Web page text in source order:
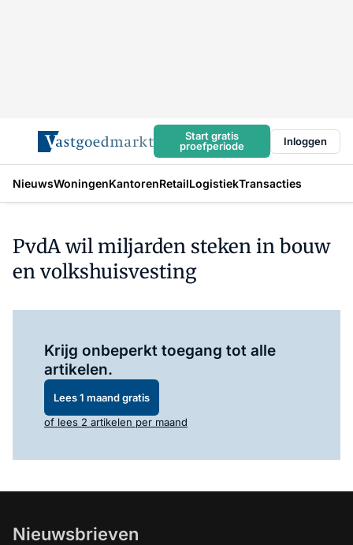
Start gratis
proefperiode
Inloggen
NieuwsWoningenKantorenRetailLogistiekTransacties
PvdA wil miljarden steken in bouw
en volkshuisvesting
Krijg onbeperkt toegang tot alle
artikelen.
Lees 1 maand gratis
of lees 2 artikelen per maand
Nieuwsbrieven